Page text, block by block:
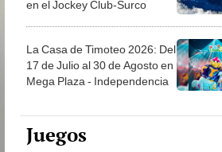
en el Jockey Club-Surco
La Casa de Timoteo 2026: Del
17 de Julio al 30 de Agosto en
Mega Plaza - Independencia
Juegos